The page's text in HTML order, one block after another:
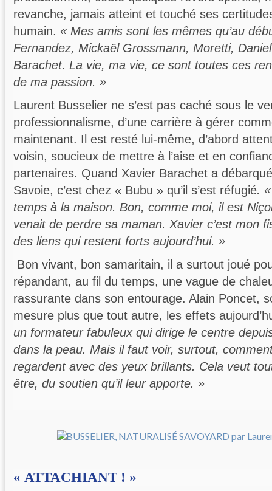
revanche, jamais atteint et touché ses
humain. « Mes amis sont les mêmes qu’au
Fernandez, Mickaël Grossmann, Moretti,
Barachet. La vie, ma vie, ce sont toutes ces
de ma passion. »
Laurent Busselier ne s’est pas caché sous le
professionnalisme, d’une carrière à gérer
maintenant. Il est resté lui-même, d’abord
voisin, soucieux de mettre à l’aise et en
partenaires. Quand Xavier Barachet a
Savoie, c’est chez « Bubu » qu’il s’est réfugié.
temps à la maison. Bon, comme moi, il est
venait de perdre sa maman. Xavier c’est mon
des liens qui restent forts aujourd’hui. »
Bon vivant, bon samaritain, il a surtout joué
répandant, au fil du temps, une vague de
rassurante dans son entourage. Alain Poncet,
mesure plus que tout autre, les effets
un formateur fabuleux qui dirige le centre
dans la peau. Mais il faut voir, surtout,
regardent avec des yeux brillants. Cela veut
être, du soutien qu’il leur apporte. »
« ATTACHIANT ! »